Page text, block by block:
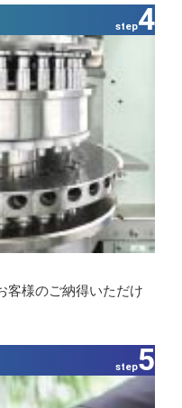
step4
客様のご納得いただけ
step5